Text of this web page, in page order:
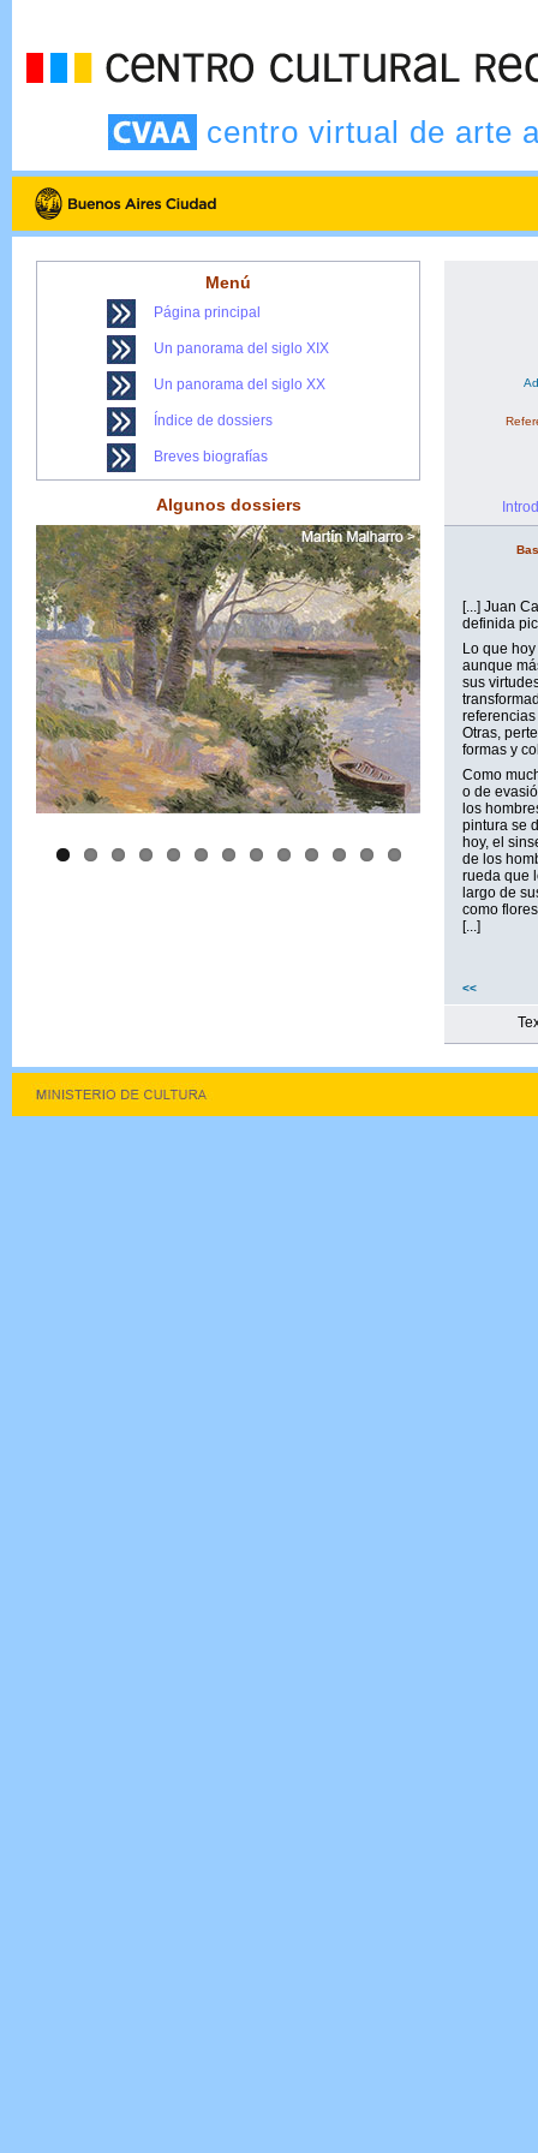
centro virtual de arte
Menú
Página principal
Un panorama del siglo XIX
Un panorama del siglo XX
Índice de dossiers
Breves biografías
Algunos dossiers
[...] Juan
definida
Lo que
aunque
sus
Otras,
formas y
Como
o de
los
pintura se
hoy, el
de los
rueda que
largo de
como
[...]
<<